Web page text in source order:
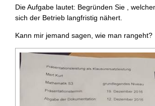
Die Aufgabe lautet: Begründen Sie ,
sich der Betrieb langfristig nähert.
Kann mir jemand sagen, wie man rangeht?